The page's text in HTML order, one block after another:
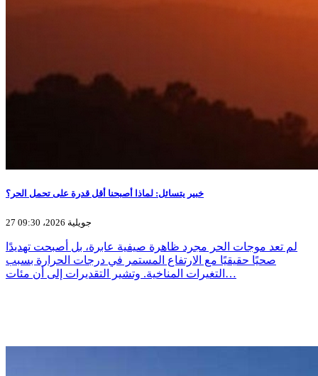
خبير يتسائل: لماذا أصبحنا أقل قدرة على تحمل الحر؟
27 جويلية 2026، 09:30
لم تعد موجات الحر مجرد ظاهرة صيفية عابرة، بل أصبحت تهديدًا
صحيًا حقيقيًا مع الارتفاع المستمر في درجات الحرارة بسبب
التغيرات المناخية. وتشير التقديرات إلى أن مئات…